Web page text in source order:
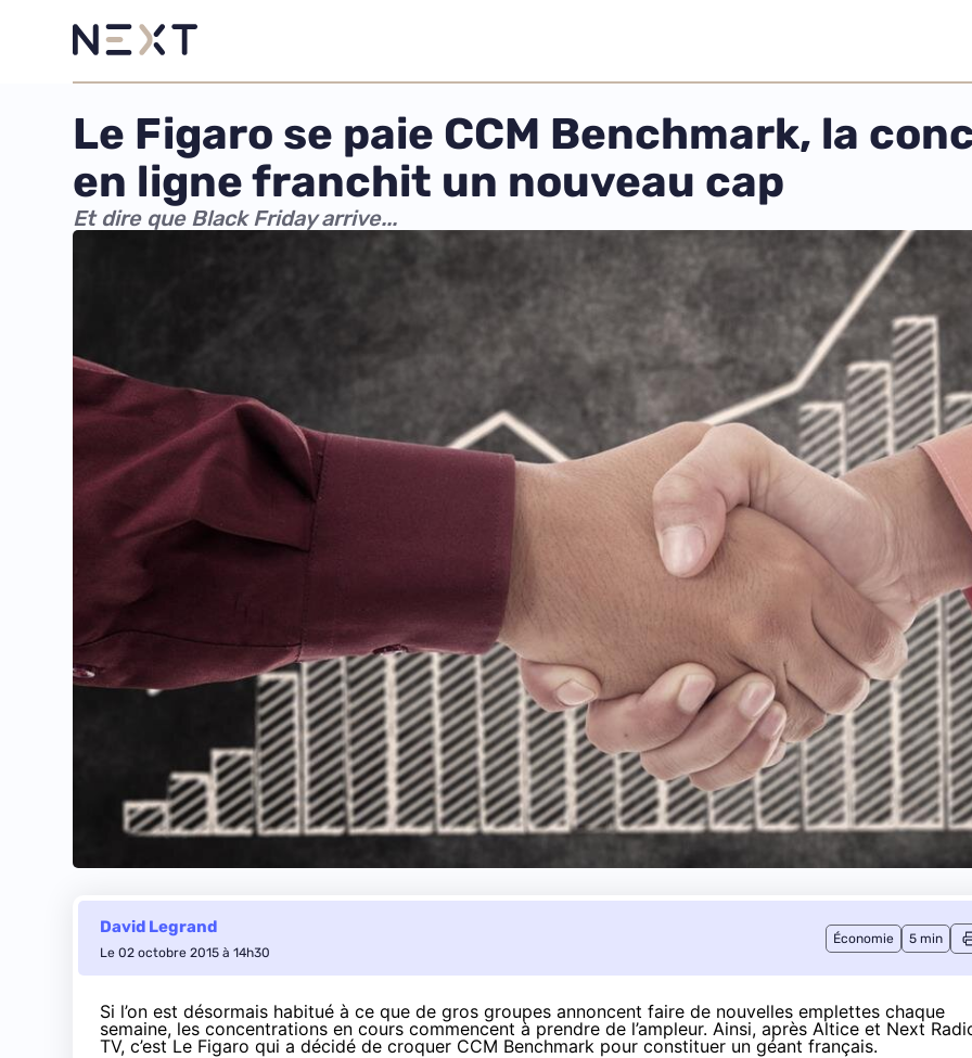
Le Figaro se paie CCM Benchmark, la
en ligne franchit un nouveau cap
Et dire que Black Friday arrive...
David Legrand
Le 02 octobre 2015 à 14h30
Économie 5 min
Si l’on est désormais habitué à ce que de gros groupes annoncent faire de nouvelles emplettes chaque
semaine, les concentrations en cours commencent à prendre de l’ampleur. Ainsi, après Altice et Next
TV, c’est Le Figaro qui a décidé de croquer CCM Benchmark pour constituer un géant français.